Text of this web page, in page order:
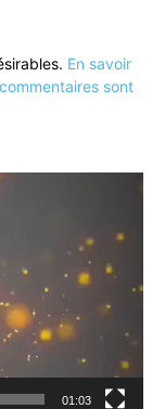
En savoir
sont
01:03